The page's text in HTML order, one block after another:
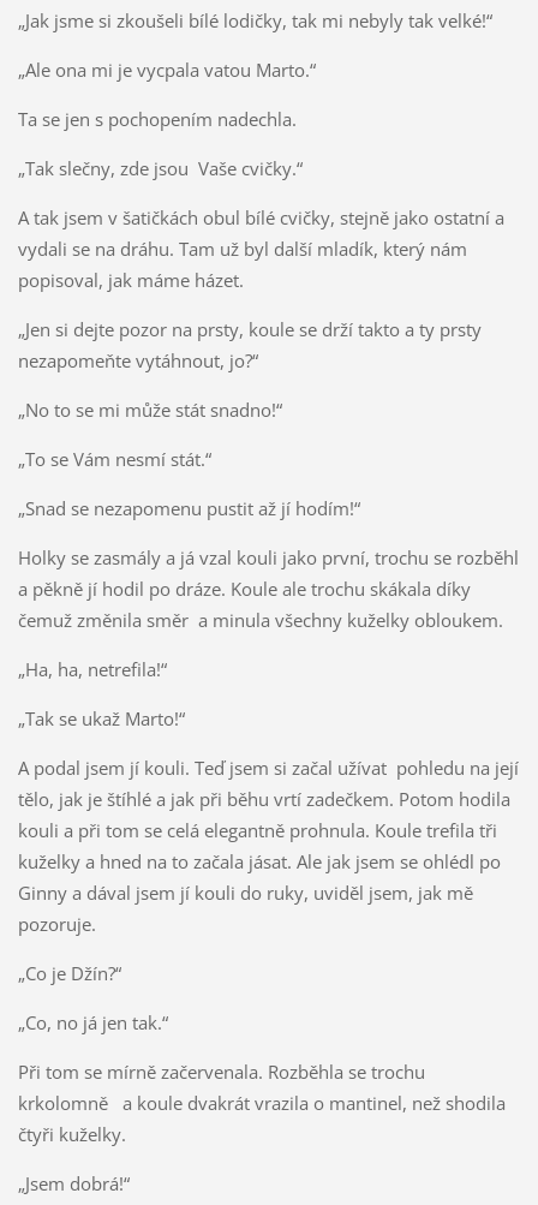
„Jak jsme si zkoušeli bílé lodičky, tak mi nebyly tak velké!“
„Ale ona mi je vycpala vatou Marto.“
Ta se jen s pochopením nadechla.
„Tak slečny, zde jsou Vaše cvičky.“
A tak jsem v šatičkách obul bílé cvičky, stejně jako ostatní a
vydali se na dráhu. Tam už byl další mladík, který nám
popisoval, jak máme házet.
„Jen si dejte pozor na prsty, koule se drží takto a ty prsty
nezapomeňte vytáhnout, jo?“
„No to se mi může stát snadno!“
„To se Vám nesmí stát.“
„Snad se nezapomenu pustit až jí hodím!“
Holky se zasmály a já vzal kouli jako první, trochu se rozběhl
a pěkně jí hodil po dráze. Koule ale trochu skákala díky
čemuž změnila směr a minula všechny kuželky obloukem.
„Ha, ha, netrefila!“
„Tak se ukaž Marto!“
A podal jsem jí kouli. Teď jsem si začal užívat pohledu na její
tělo, jak je štíhlé a jak při běhu vrtí zadečkem. Potom hodila
kouli a při tom se celá elegantně prohnula. Koule trefila tři
kuželky a hned na to začala jásat. Ale jak jsem se ohlédl po
Ginny a dával jsem jí kouli do ruky, uviděl jsem, jak mě
pozoruje.
„Co je Džín?“
„Co, no já jen tak.“
Při tom se mírně začervenala. Rozběhla se trochu
krkolomně a koule dvakrát vrazila o mantinel, než shodila
čtyři kuželky.
„Jsem dobrá!“